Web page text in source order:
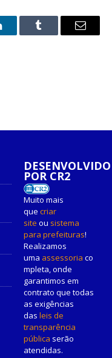
Tumblr
E-
DESENVOLVIDO
POR CR2
Muito mais
que criar
site ou sistema
para prefeituras!
Realizamos
uma assessoria co
mpleta, onde
garantimos em
contrato que todas
as exigências
das leis de
transparência
pública serão
atendidas.